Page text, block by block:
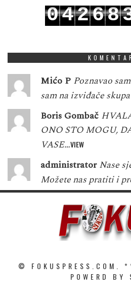
04268
Mićo P Poznavao
sam na izviđače
Boris Gombač
ONO STO MOGU,
VASE…VIEW
administrator Nase
Možete nas pratiti i
© FOKUSPRESS.COM.
POWERD BY